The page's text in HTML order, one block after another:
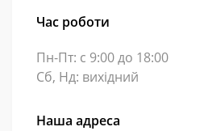
Час роботи
Пн-Пт: с 9:00 до 18:00
Сб, Нд: вихідний
Наша адреса